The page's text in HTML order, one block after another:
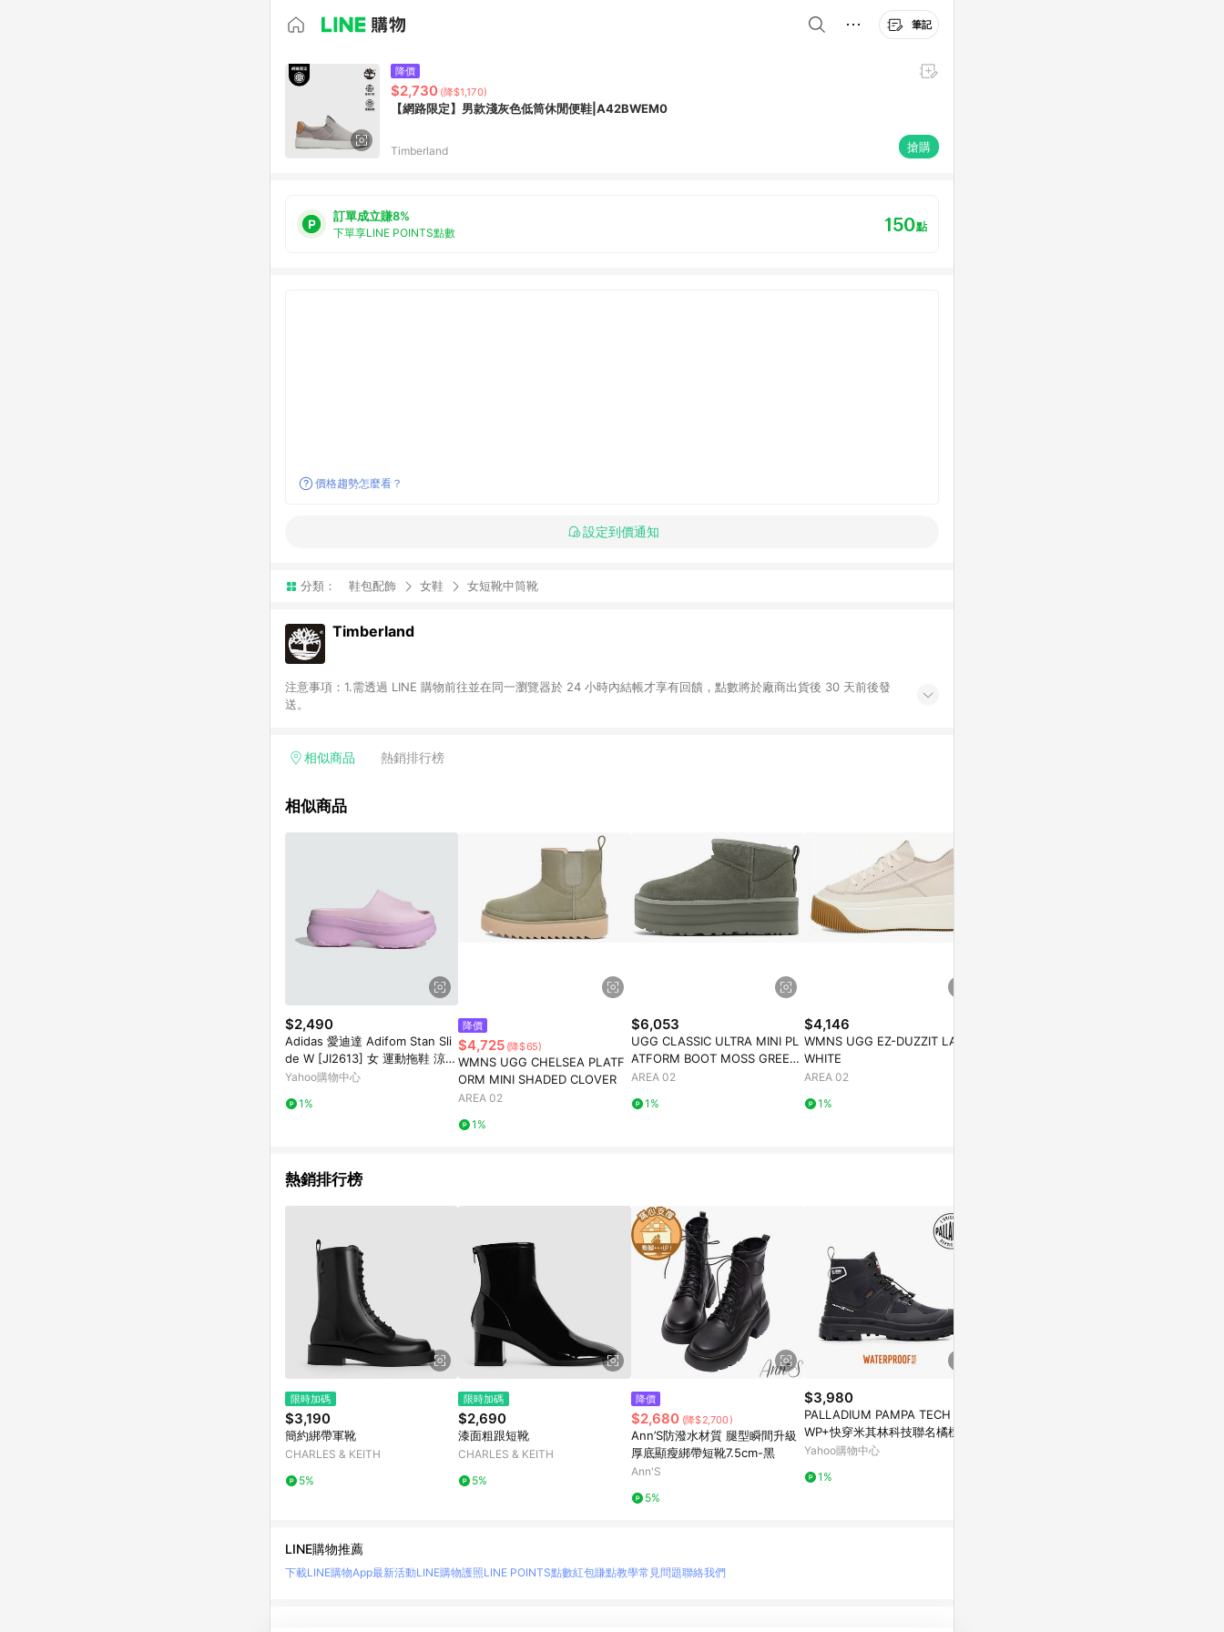
筆記
降價
$2,730 (降$1,170)
【網路限定】男款淺灰色低筒休閒便鞋|A42BWEM0
Timberland 搶購
訂單成立賺8%
下單享LINE POINTS點數 150點
價格趨勢怎麼看？
設定到價通知
分類： 鞋包配飾 女鞋 女短靴中筒靴
Timberland
注意事項：1.需透過 LINE 購物前往並在同一瀏覽器於 24 小時內結帳才享有回饋，點數將於廠商出貨後 30 天前後發
送。
相似商品 熱銷排行榜
相似商品
$2,490
Adidas 愛迪達 Adifom Stan Sli
de W [JI2613] 女 運動拖鞋 涼拖
鞋 厚底 簡約 粉紅
Yahoo購物中心
1%
降價
$4,725 (降$65)
WMNS UGG CHELSEA PLATF
ORM MINI SHADED CLOVER
AREA 02
1%
$6,053
UGG CLASSIC ULTRA MINI PL
ATFORM BOOT MOSS GREEN
WOMEN
AREA 02
1%
$4,146
WMNS UGG EZ-DUZZIT LACE
WHITE
AREA 02
1%
熱銷排行榜
限時加碼
$3,190
簡約綁帶軍靴
CHARLES & KEITH
5%
限時加碼
$2,690
漆面粗跟短靴
CHARLES & KEITH
5%
降價
$2,680 (降$2,700)
Ann’S防潑水材質 腿型瞬間升級
厚底顯瘦綁帶短靴7.5cm-黑
Ann'S
5%
$3,980
PALLADIUM PAMPA TECH EXP
WP+快穿米其林科技聯名橘標防
水靴-中性-黑
Yahoo購物中心
1%
LINE購物推薦
下載LINE購物App最新活動LINE購物護照LINE POINTS點數紅包賺點教學常見問題聯絡我們